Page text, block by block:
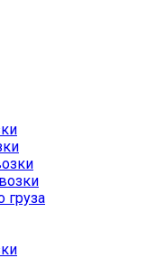
груза